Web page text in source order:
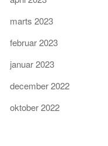
marts 2023
februar 2023
januar 2023
december 2022
oktober 2022